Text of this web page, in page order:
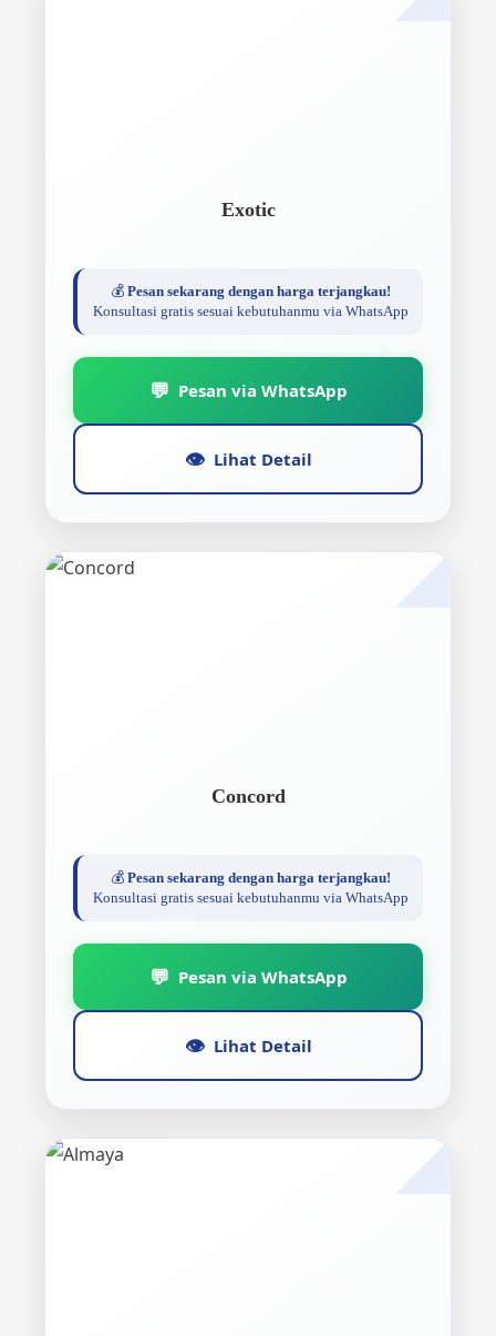
Exotic
💰 Pesan sekarang dengan harga terjangkau!
Konsultasi gratis sesuai kebutuhanmu via WhatsApp
💬 Pesan via WhatsApp
👁️ Lihat Detail
Concord
💰 Pesan sekarang dengan harga terjangkau!
Konsultasi gratis sesuai kebutuhanmu via WhatsApp
💬 Pesan via WhatsApp
👁️ Lihat Detail